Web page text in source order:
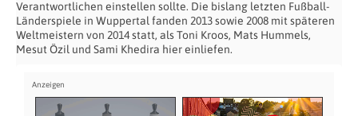
Verantwortlichen einstellen sollte. Die bislang letzten Fußball-
Länderspiele in Wuppertal fanden 2013 sowie 2008 mit späteren
Weltmeistern von 2014 statt, als Toni Kroos, Mats Hummels,
Mesut Özil und Sami Khedira hier einliefen.